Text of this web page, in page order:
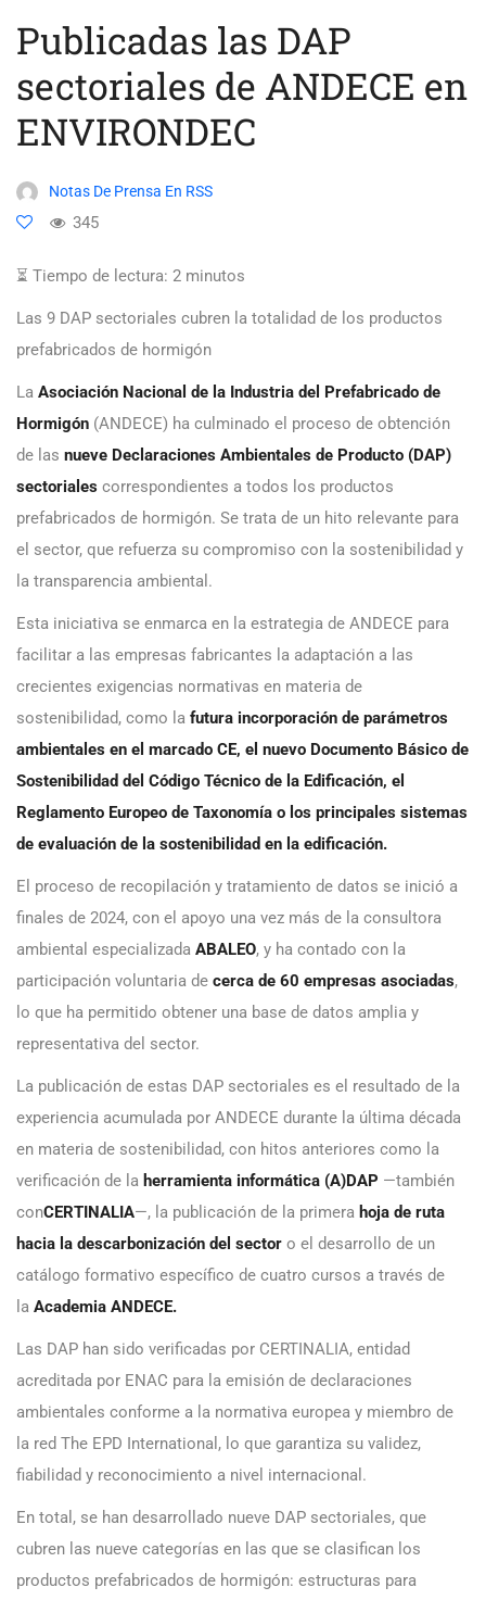
Publicadas las DAP
sectoriales de ANDECE en
ENVIRONDEC
Notas De Prensa En RSS
345
⏳ Tiempo de lectura: 2 minutos
Las 9 DAP sectoriales cubren la totalidad de los productos
prefabricados de hormigón
La Asociación Nacional de la Industria del Prefabricado de
Hormigón (ANDECE) ha culminado el proceso de obtención
de las nueve Declaraciones Ambientales de Producto (DAP)
sectoriales correspondientes a todos los productos
prefabricados de hormigón. Se trata de un hito relevante para
el sector, que refuerza su compromiso con la sostenibilidad y
la transparencia ambiental.
Esta iniciativa se enmarca en la estrategia de ANDECE para
facilitar a las empresas fabricantes la adaptación a las
crecientes exigencias normativas en materia de
sostenibilidad, como la futura incorporación de parámetros
ambientales en el marcado CE, el nuevo Documento Básico de
Sostenibilidad del Código Técnico de la Edificación, el
Reglamento Europeo de Taxonomía o los principales sistemas
de evaluación de la sostenibilidad en la edificación.
El proceso de recopilación y tratamiento de datos se inició a
finales de 2024, con el apoyo una vez más de la consultora
ambiental especializada ABALEO, y ha contado con la
participación voluntaria de cerca de 60 empresas asociadas,
lo que ha permitido obtener una base de datos amplia y
representativa del sector.
La publicación de estas DAP sectoriales es el resultado de la
experiencia acumulada por ANDECE durante la última década
en materia de sostenibilidad, con hitos anteriores como la
verificación de la herramienta informática (A)DAP —también
conCERTINALIA—, la publicación de la primera hoja de ruta
hacia la descarbonización del sector o el desarrollo de un
catálogo formativo específico de cuatro cursos a través de
la Academia ANDECE.
Las DAP han sido verificadas por CERTINALIA, entidad
acreditada por ENAC para la emisión de declaraciones
ambientales conforme a la normativa europea y miembro de
la red The EPD International, lo que garantiza su validez,
fiabilidad y reconocimiento a nivel internacional.
En total, se han desarrollado nueve DAP sectoriales, que
cubren las nueve categorías en las que se clasifican los
productos prefabricados de hormigón: estructuras para